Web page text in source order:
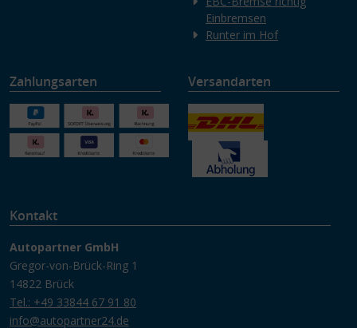
Einbremsen
Runter im Hof
Zahlungsarten Versandarten
Kontakt
Autopartner GmbH
Gregor-von-Brück-Ring 1
14822 Brück
Tel.: +49 33844 67 91 80
info@autopartner24.de